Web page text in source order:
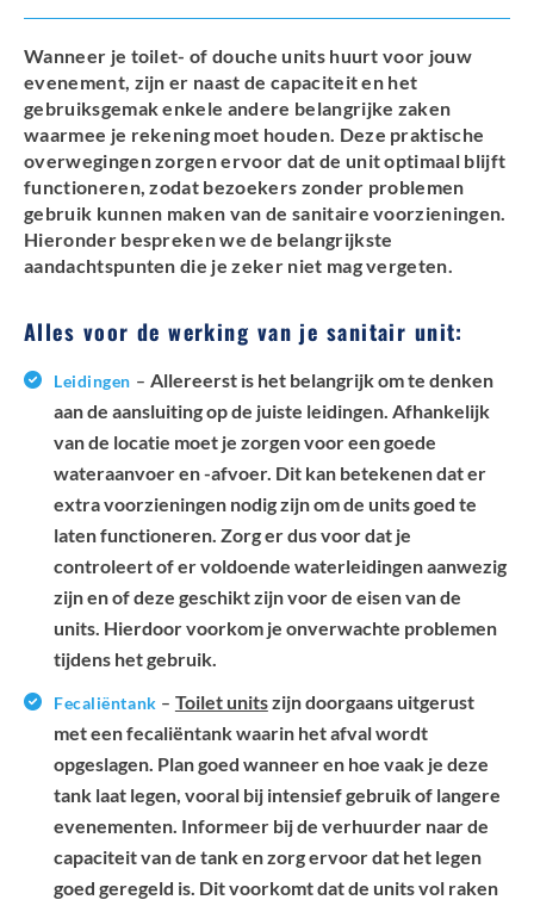
Wanneer je toilet- of douche units huurt voor jouw
evenement, zijn er naast de capaciteit en het
gebruiksgemak enkele andere belangrijke zaken
waarmee je rekening moet houden. Deze praktische
overwegingen zorgen ervoor dat de unit optimaal blijft
functioneren, zodat bezoekers zonder problemen
gebruik kunnen maken van de sanitaire voorzieningen.
Hieronder bespreken we de belangrijkste
aandachtspunten die je zeker niet mag vergeten.
Alles voor de werking van je sanitair unit:
Leidingen – Allereerst is het belangrijk om te denken
aan de aansluiting op de juiste leidingen. Afhankelijk
van de locatie moet je zorgen voor een goede
wateraanvoer en -afvoer. Dit kan betekenen dat er
extra voorzieningen nodig zijn om de units goed te
laten functioneren. Zorg er dus voor dat je
controleert of er voldoende waterleidingen aanwezig
zijn en of deze geschikt zijn voor de eisen van de
units. Hierdoor voorkom je onverwachte problemen
tijdens het gebruik.
Fecaliëntank – Toilet unitszijn doorgaans uitgerust
met een fecaliëntank waarin het afval wordt
opgeslagen. Plan goed wanneer en hoe vaak je deze
tank laat legen, vooral bij intensief gebruik of langere
evenementen. Informeer bij de verhuurder naar de
capaciteit van de tank en zorg ervoor dat het legen
goed geregeld is. Dit voorkomt dat de units vol raken